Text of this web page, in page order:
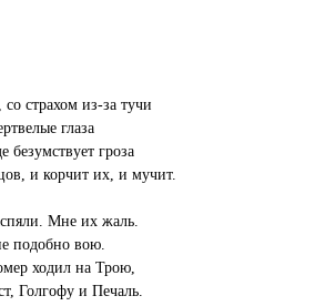
страхом из-за тучи
глаза
безумствует гроза
и корчит их, и мучит.
Мне их жаль.
подобно вою.
ходил на Трою,
Голгофу и Печаль.